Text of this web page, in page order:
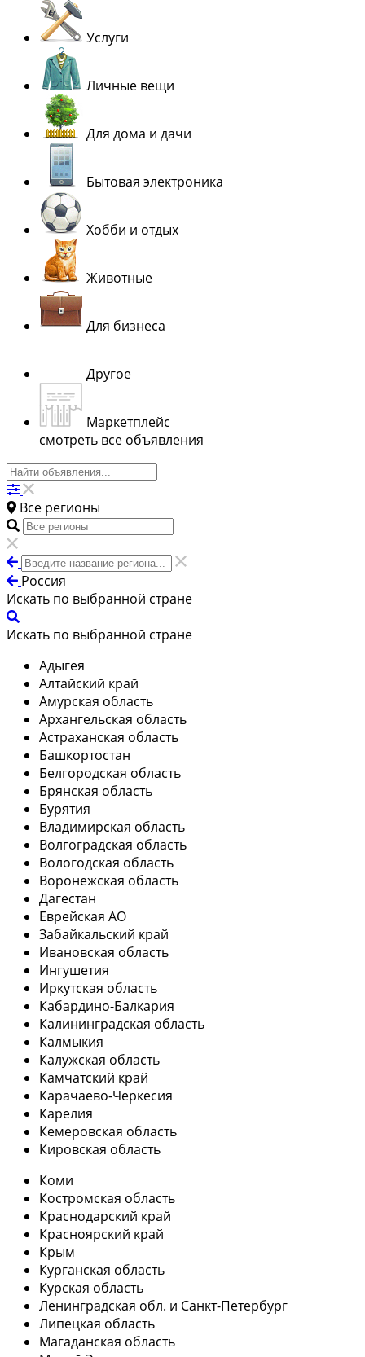
Услуги
Личные вещи
Для дома и дачи
Бытовая электроника
Хобби и отдых
Животные
Для бизнеса
Другое
Маркетплейс
смотреть все объявления
Все регионы
Россия
Искать по выбранной стране
Искать по выбранной стране
Адыгея
Алтайский край
Амурская область
Архангельская область
Астраханская область
Башкортостан
Белгородская область
Брянская область
Бурятия
Владимирская область
Волгоградская область
Вологодская область
Воронежская область
Дагестан
Еврейская АО
Забайкальский край
Ивановская область
Ингушетия
Иркутская область
Кабардино-Балкария
Калининградская область
Калмыкия
Калужская область
Камчатский край
Карачаево-Черкесия
Карелия
Кемеровская область
Кировская область
Коми
Костромская область
Краснодарский край
Красноярский край
Крым
Курганская область
Курская область
Ленинградская обл. и Санкт-Петербург
Липецкая область
Магаданская область